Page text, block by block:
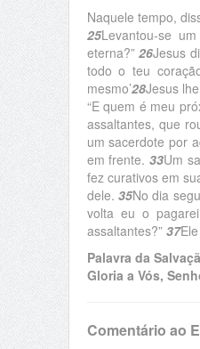
Naquele tempo,
25Levantou-se
eterna?”26Jesus
todo o teu
mesmo’28Jesus
“E quem é meu
assaltantes, que
um sacerdote por
em frente.33Um
fez curativos em
dele. 35No dia
volta eu o
assaltantes?” 37
Palavra da
Gloria a Vós,
Comentário ao